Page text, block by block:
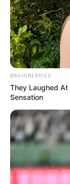
ΛΙΓΑ
Πέμπτη, 22
ΓΕΙΑ
ΑΛΕΞΑΝΔΡΟΣ
ΑΡΧΗΓΟΣ ΤΩΝ
ΑΠΟΛΥΤΟΣ
BRAINBERRIES
They Laughed
Sensation